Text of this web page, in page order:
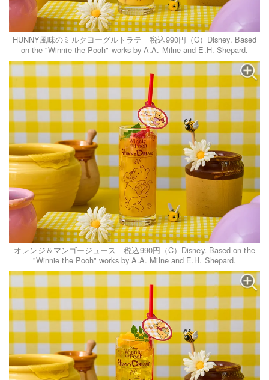
HUNNY風味のミルクヨーグルトラテ 税込990円（C）Disney. Based
on the "Winnie the Pooh" works by A.A. Milne and E.H. Shepard.
オレンジ＆マンゴージュース 税込990円（C）Disney. Based on the
"Winnie the Pooh" works by A.A. Milne and E.H. Shepard.